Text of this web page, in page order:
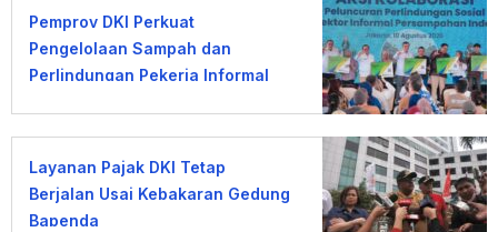
Pemprov DKI Perkuat
Pengelolaan Sampah dan
Perlindungan Pekerja Informal
Layanan Pajak DKI Tetap
Berjalan Usai Kebakaran Gedung
Bapenda